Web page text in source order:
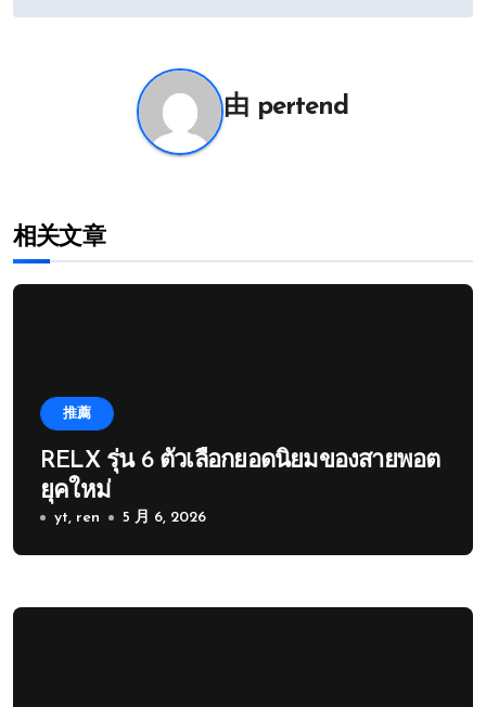
导
由 pertend
相关文章
推薦
RELX รุ่น 6 ตัวเลือกยอดนิยมของสายพอต
ยุคใหม่
yt, ren 5 月 6, 2026